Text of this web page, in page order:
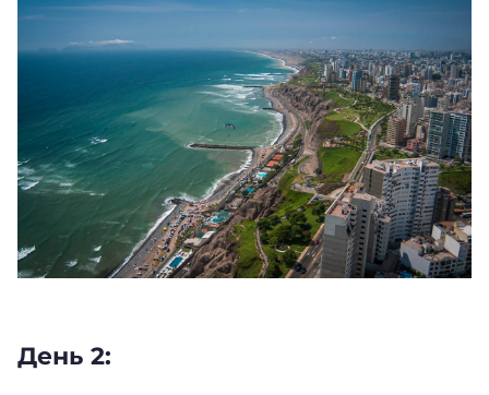
День 2: